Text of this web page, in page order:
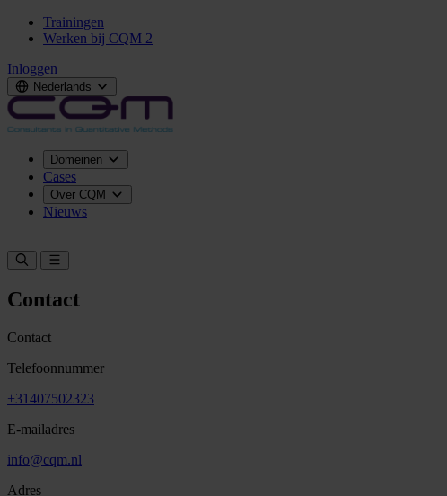
Trainingen
Werken bij CQM 2
Inloggen
Nederlands
Domeinen
Cases
Over CQM
Nieuws
Contact
Contact
Telefoonnummer
+31407502323
E-mailadres
info@cqm.nl
Adres